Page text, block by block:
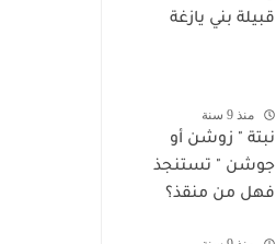
قبيلة بني يازغة
منذ 9 سنة
نبتة " زوشن أو
جوشن " تستنجذ
فهل من منقذ؟